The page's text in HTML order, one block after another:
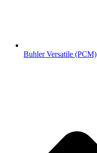
Buhler Versatile (РСМ)